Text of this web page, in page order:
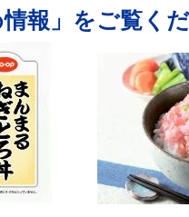
情報」をご覧く